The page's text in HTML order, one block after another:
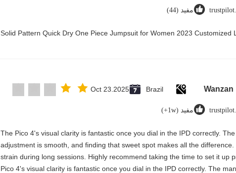
مفيد (44)
Solid Pattern Quick Dry One Piece Jumpsuit for Women 2023 Customized
Wanzan
Brazil
Oct 23.2025
مفيد (1w+)
"The Pico 4's visual clarity is fantastic once you dial in the IPD correctly.
adjustment is smooth, and finding that sweet spot makes all the
strain during long sessions. Highly recommend taking the time to set it up
Pico 4's visual clarity is fantastic once you dial in the IPD correctly. The